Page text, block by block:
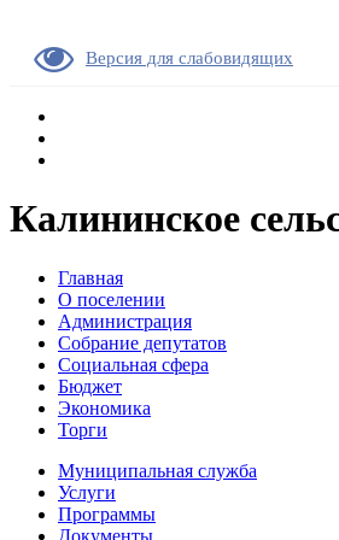
Версия для слабовидящих
Калининское
Главная
О поселении
Администрация
Собрание депутатов
Социальная сфера
Бюджет
Экономика
Торги
Муниципальная служба
Услуги
Программы
Документы